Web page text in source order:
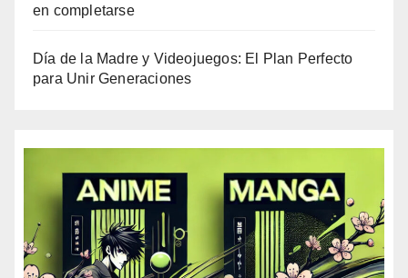
en completarse
Día de la Madre y Videojuegos: El Plan Perfecto
para Unir Generaciones